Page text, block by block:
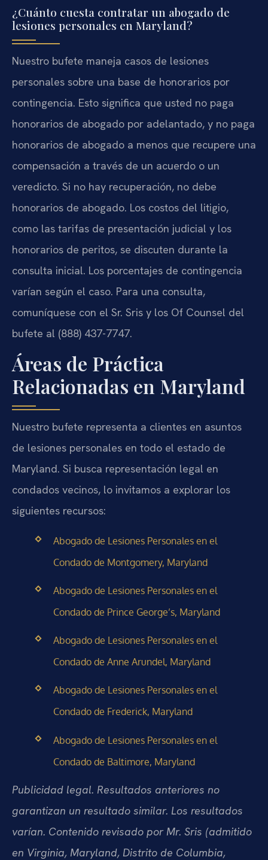
¿Cuánto cuesta contratar un abogado de
lesiones personales en Maryland?
Nuestro bufete maneja casos de lesiones
personales sobre una base de honorarios por
contingencia. Esto significa que usted no paga
honorarios de abogado por adelantado, y no paga
honorarios de abogado a menos que recupere una
compensación a través de un acuerdo o un
veredicto. Si no hay recuperación, no debe
honorarios de abogado. Los costos del litigio,
como las tarifas de presentación judicial y los
honorarios de peritos, se discuten durante la
consulta inicial. Los porcentajes de contingencia
varían según el caso. Para una consulta,
comuníquese con el Sr. Sris y los Of Counsel del
bufete al (888) 437-7747.
Áreas de Práctica
Relacionadas en Maryland
Nuestro bufete representa a clientes en asuntos
de lesiones personales en todo el estado de
Maryland. Si busca representación legal en
condados vecinos, lo invitamos a explorar los
siguientes recursos:
Abogado de Lesiones Personales en el
Condado de Montgomery, Maryland
Abogado de Lesiones Personales en el
Condado de Prince George’s, Maryland
Abogado de Lesiones Personales en el
Condado de Anne Arundel, Maryland
Abogado de Lesiones Personales en el
Condado de Frederick, Maryland
Abogado de Lesiones Personales en el
Condado de Baltimore, Maryland
Publicidad legal. Resultados anteriores no
garantizan un resultado similar. Los resultados
varían. Contenido revisado por Mr. Sris (admitido
en Virginia, Maryland, Distrito de Columbia,